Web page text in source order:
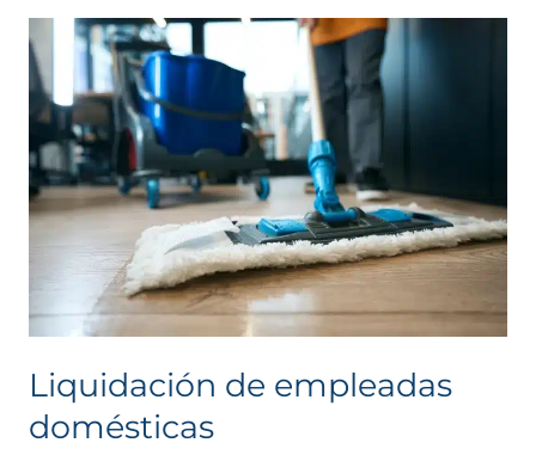
Liquidación de empleadas
domésticas
Liquidación
de
empleadas
domésticas